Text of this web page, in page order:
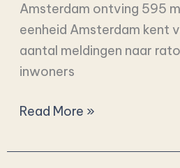
Amsterdam ontving 595
eenheid Amsterdam kent
aantal meldingen naar
inwoners
Read More »